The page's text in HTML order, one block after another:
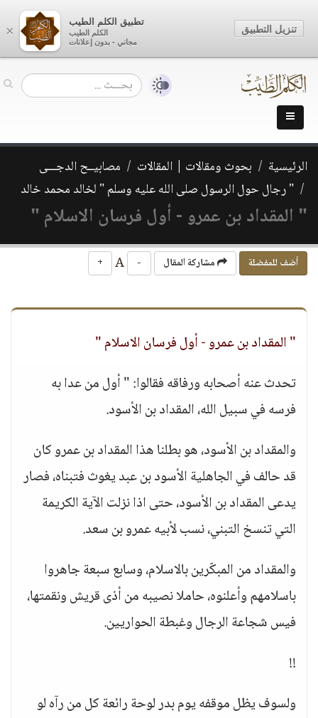
الرئيسية بحوث ومقالات | المقالات
مصابيــح الدجـــى
" رجال حول الرسول صلى الله عليه وسلم " لخالد محمد خالد
" المقداد بن عمرو - أول فرسان الاسلام "
أضف للمفضلة مشاركة المقال -
+
" المقداد بن عمرو - أول فرسان الاسلام "
تحدث عنه أصحابه ورفاقه فقالوا: " أول من عدا به
فرسه في سبيل الله، المقداد بن الأسود.
والمقداد بن الأسود، هو بطلنا هذا المقداد بن عمرو كان
قد حالف في الجاهلية الأسود بن عبد يغوث فتبناه، فصار
يدعى المقداد بن الأسود، حتى اذا نزلت الآية الكريمة
التي تنسخ التبني، نسب لأبيه عمرو بن سعد.
والمقداد من المبكّرين بالاسلام، وسابع سبعة جاهروا
باسلامهم وأعلنوه، حاملا نصيبه من أذى قريش ونقمتها،
فيس شجاعة الرجال وغبطة الحواريين.
!!
ولسوف يظل موقفه يوم بدر لوحة رائعة كل من رآه لو
×
تطبيق الكلم الطيب
الكلم الطيب
مجاني - بدون إعلانات
تنزيل التطبيق